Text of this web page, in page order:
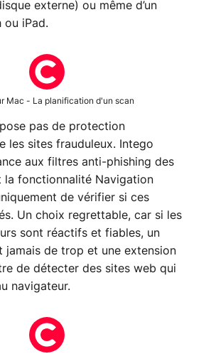
externe) ou même d’un
ou iPad.
Mac - La planification d'un scan
pas de protection
les sites frauduleux. Intego
aux filtres anti-phishing des
la fonctionnalité Navigation
de vérifier si ces
Un choix regrettable, car si les
sont réactifs et fiables, un
jamais de trop et une extension
de détecter des sites web qui
navigateur.